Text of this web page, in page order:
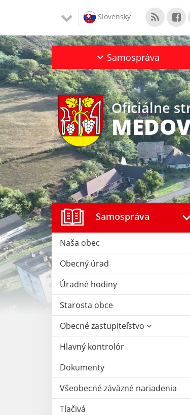
Slovenský
Samospráva
Oficiálne
Samospráva
Naša obec
Obecný úrad
Úradné hodiny
Starosta obce
Obecné zastupiteľstvo
Hlavný kontrolór
Dokumenty
Všeobecné záväzné nariadenia
Tlačivá